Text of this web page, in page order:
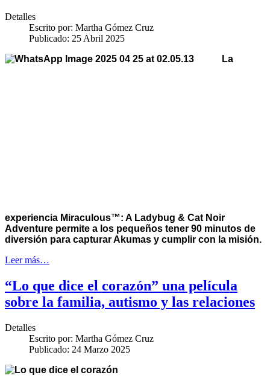
Detalles
Escrito por: Martha Gómez Cruz
Publicado: 25 Abril 2025
La
experiencia Miraculous™: A Ladybug & Cat Noir
Adventure permite a los pequeños tener 90 minutos de
diversión para capturar Akumas y cumplir con la misión.
Leer más…
“Lo que dice el corazón” una película
sobre la familia, autismo y las relaciones
Detalles
Escrito por: Martha Gómez Cruz
Publicado: 24 Marzo 2025